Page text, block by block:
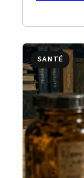
SANTÉ